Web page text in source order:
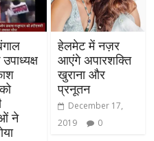
ने
हेलमेट में नज़र
आएंगे अपारशक्ति
खुराना और
प्रनूतन
December 17,
2019
0